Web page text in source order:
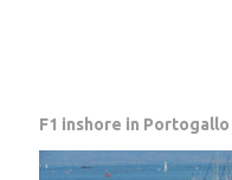
F1 inshore in Portogallo